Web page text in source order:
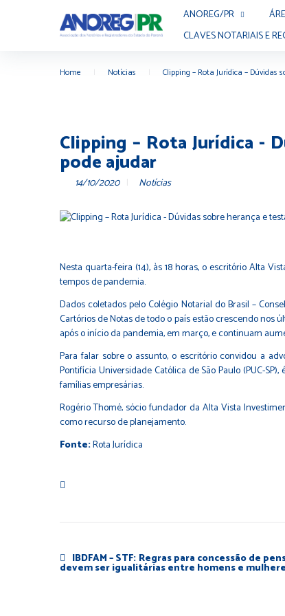
ANOREG/PR
CLAVES NOTARIAIS E
Home Notícias Clipping – Rota Jurídica –
Clipping – Rota Jurídica -
pode ajudar
14/10/2020 Notícias
Nesta quarta-feira (14), às 18 horas, o escritório Alta
tempos de pandemia.
Dados coletados pelo Colégio Notarial do Brasil –
Cartórios de Notas de todo o país estão crescendo nos
após o início da pandemia, em março, e continuam
Para falar sobre o assunto, o escritório convidou a
Pontifícia Universidade Católica de São Paulo (PUC-
famílias empresárias.
Rogério Thomé, sócio fundador da Alta Vista
como recurso de planejamento.
Fonte:Rota Jurídica
IBDFAM – STF: Regras para concessão de
devem ser igualitárias entre homens e